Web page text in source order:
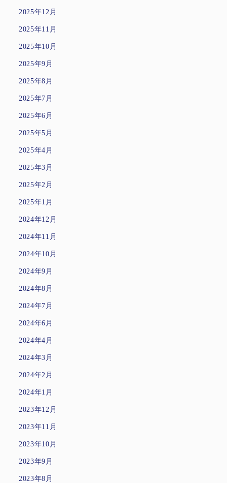
2025年12月
2025年11月
2025年10月
2025年9月
2025年8月
2025年7月
2025年6月
2025年5月
2025年4月
2025年3月
2025年2月
2025年1月
2024年12月
2024年11月
2024年10月
2024年9月
2024年8月
2024年7月
2024年6月
2024年4月
2024年3月
2024年2月
2024年1月
2023年12月
2023年11月
2023年10月
2023年9月
2023年8月